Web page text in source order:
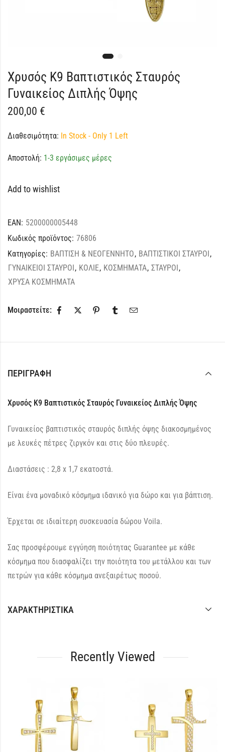
Χρυσός Κ9 Βαπτιστικός Σταυρός
Γυναικείος Διπλής Όψης
200,00 €
Διαθεσιμότητα: In Stock - Only 1 Left
Αποστολή: 1-3 εργάσιμες μέρες
Add to wishlist
EAN: 5200000005448
Κωδικός προϊόντος: 76806
Κατηγορίες: ΒΑΠΤΙΣΗ & ΝΕΟΓΕΝΝΗΤΟ, ΒΑΠΤΙΣΤΙΚΟΙ ΣΤΑΥΡΟΙ,
ΓΥΝΑΙΚΕΙΟΙ ΣΤΑΥΡΟΙ, ΚΟΛΙΕ, ΚΟΣΜΗΜΑΤΑ, ΣΤΑΥΡΟΙ,
ΧΡΥΣΑ ΚΟΣΜΗΜΑΤΑ
Μοιραστείτε:
ΠΕΡΙΓΡΑΦΉ
Χρυσός Κ9 Βαπτιστικός Σταυρός Γυναικείος Διπλής Όψης
Γυναικείος βαπτιστικός σταυρός διπλής όψης διακοσμημένος
με λευκές πέτρες ζιργκόν και στις δύο πλευρές.
Διαστάσεις : 2,8 x 1,7 εκατοστά.
Είναι ένα μοναδικό κόσμημα ιδανικό για δώρο και για βάπτιση.
Έρχεται σε ιδιαίτερη συσκευασία δώρου Voila.
Σας προσφέρουμε εγγύηση ποιότητας Guarantee με κάθε
κόσμημα που διασφαλίζει την ποιότητα του μετάλλου και των
πετρών για κάθε κόσμημα ανεξαιρέτως ποσού.
ΧΑΡΑΚΤΗΡΙΣΤΙΚΆ
Recently Viewed